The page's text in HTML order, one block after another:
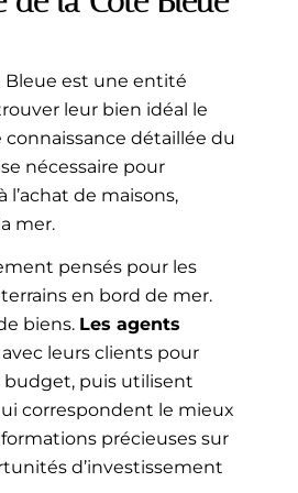
Bleue est une entité
leur bien idéal le
détaillée du
nécessaire pour
l’achat de maisons,
mer.
pensés pour les
en bord de mer.
biens. Les agents
leurs clients pour
budget, puis utilisent
correspondent le mieux
précieuses sur
d’investissement